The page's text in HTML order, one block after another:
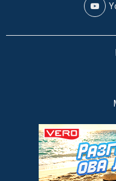
@2019 -